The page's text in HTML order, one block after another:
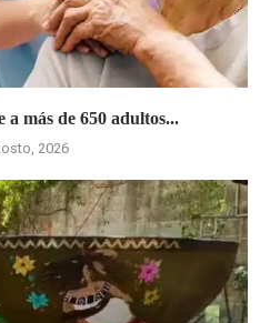
más de 650 adultos...
2026